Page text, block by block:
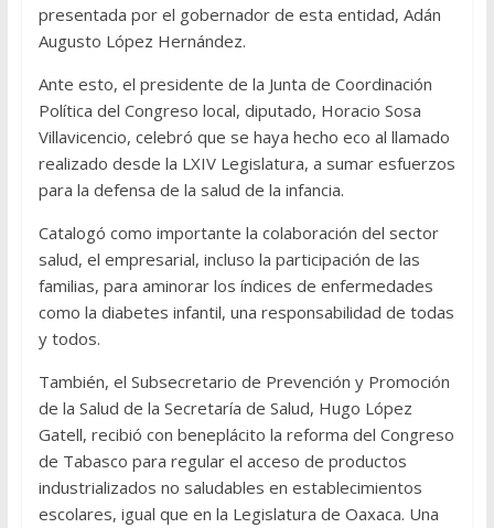
presentada por el gobernador de esta entidad, Adán
Augusto López Hernández.
Ante esto, el presidente de la Junta de Coordinación
Política del Congreso local, diputado, Horacio Sosa
Villavicencio, celebró que se haya hecho eco al llamado
realizado desde la LXIV Legislatura, a sumar esfuerzos
para la defensa de la salud de la infancia.
Catalogó como importante la colaboración del sector
salud, el empresarial, incluso la participación de las
familias, para aminorar los índices de enfermedades
como la diabetes infantil, una responsabilidad de todas
y todos.
También, el Subsecretario de Prevención y Promoción
de la Salud de la Secretaría de Salud, Hugo López
Gatell, recibió con beneplácito la reforma del Congreso
de Tabasco para regular el acceso de productos
industrializados no saludables en establecimientos
escolares, igual que en la Legislatura de Oaxaca. Una